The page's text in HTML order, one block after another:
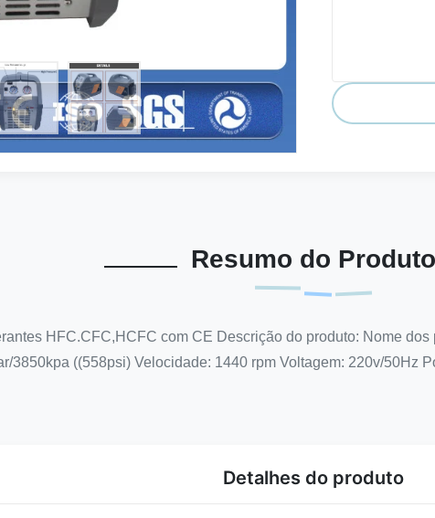
Resumo do Produto
HFC.CFC,HCFC com CE Descrição do produto: Nome
3850kpa ((558psi) Velocidade: 1440 rpm Voltagem: 220v/50Hz
Detalhes do produto